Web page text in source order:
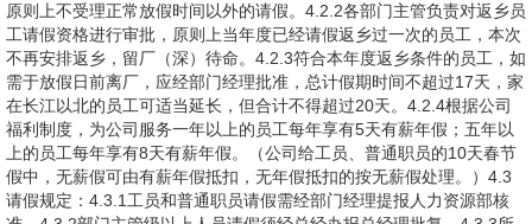
原则上不受理正常放假时间以外的请假。4.2.2各部门主管负责对返乡员
工请假资格进行审批，原则上当年度已经请假返乡过一次的员工，本次
不再安排返乡，留厂（深）待命。4.2.3符合本年度返乡条件的员工，如
需于放假日前离厂，应经部门经理批准，总计假期时间不超过17天，家
在长江以北的员工可适当延长，但合计不得超过20天。4.2.4根据公司
福利制度，为公司服务一年以上的员工每年享有5天有薪年假；五年以
上的员工每年享有8天有薪年假。（公司给工员、普通职员的10天春节
假中，无薪假可由有薪年假抵扣，无年假抵扣的按无薪假处理。）4.3
请假规定：4.3.1工员和普通职员请假需经部门经理提报人力资源部核